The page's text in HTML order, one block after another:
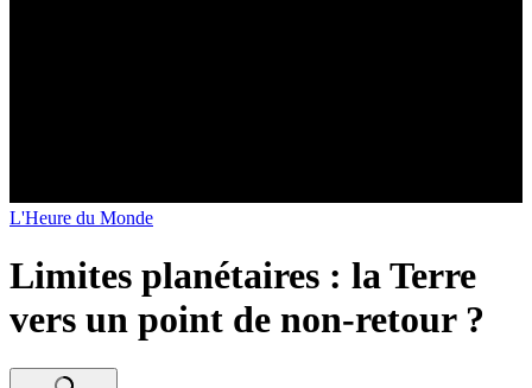
L'Heure du Monde
Limites planétaires : la Terre
vers un point de non-retour ?